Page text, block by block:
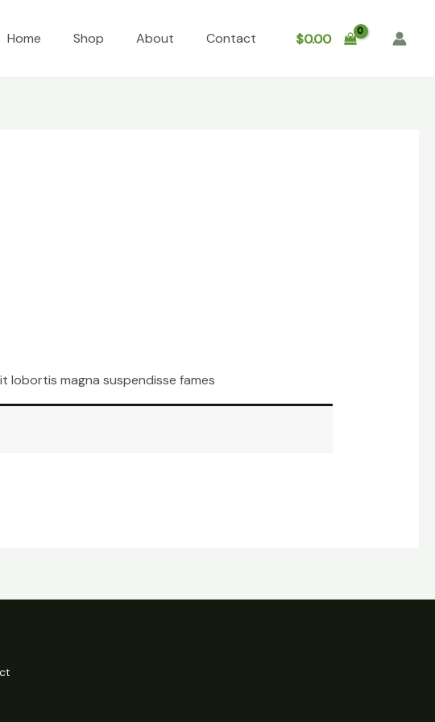
Home Shop About Contact $0.00
lobortis magna suspendisse fames